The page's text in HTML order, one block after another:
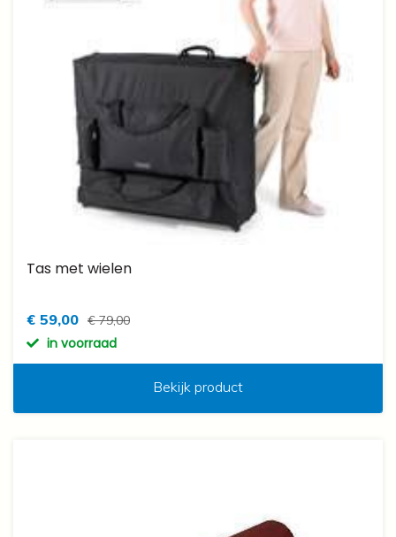
Tas met wielen
€ 59,00 € 79,00
in voorraad
Bekijk product